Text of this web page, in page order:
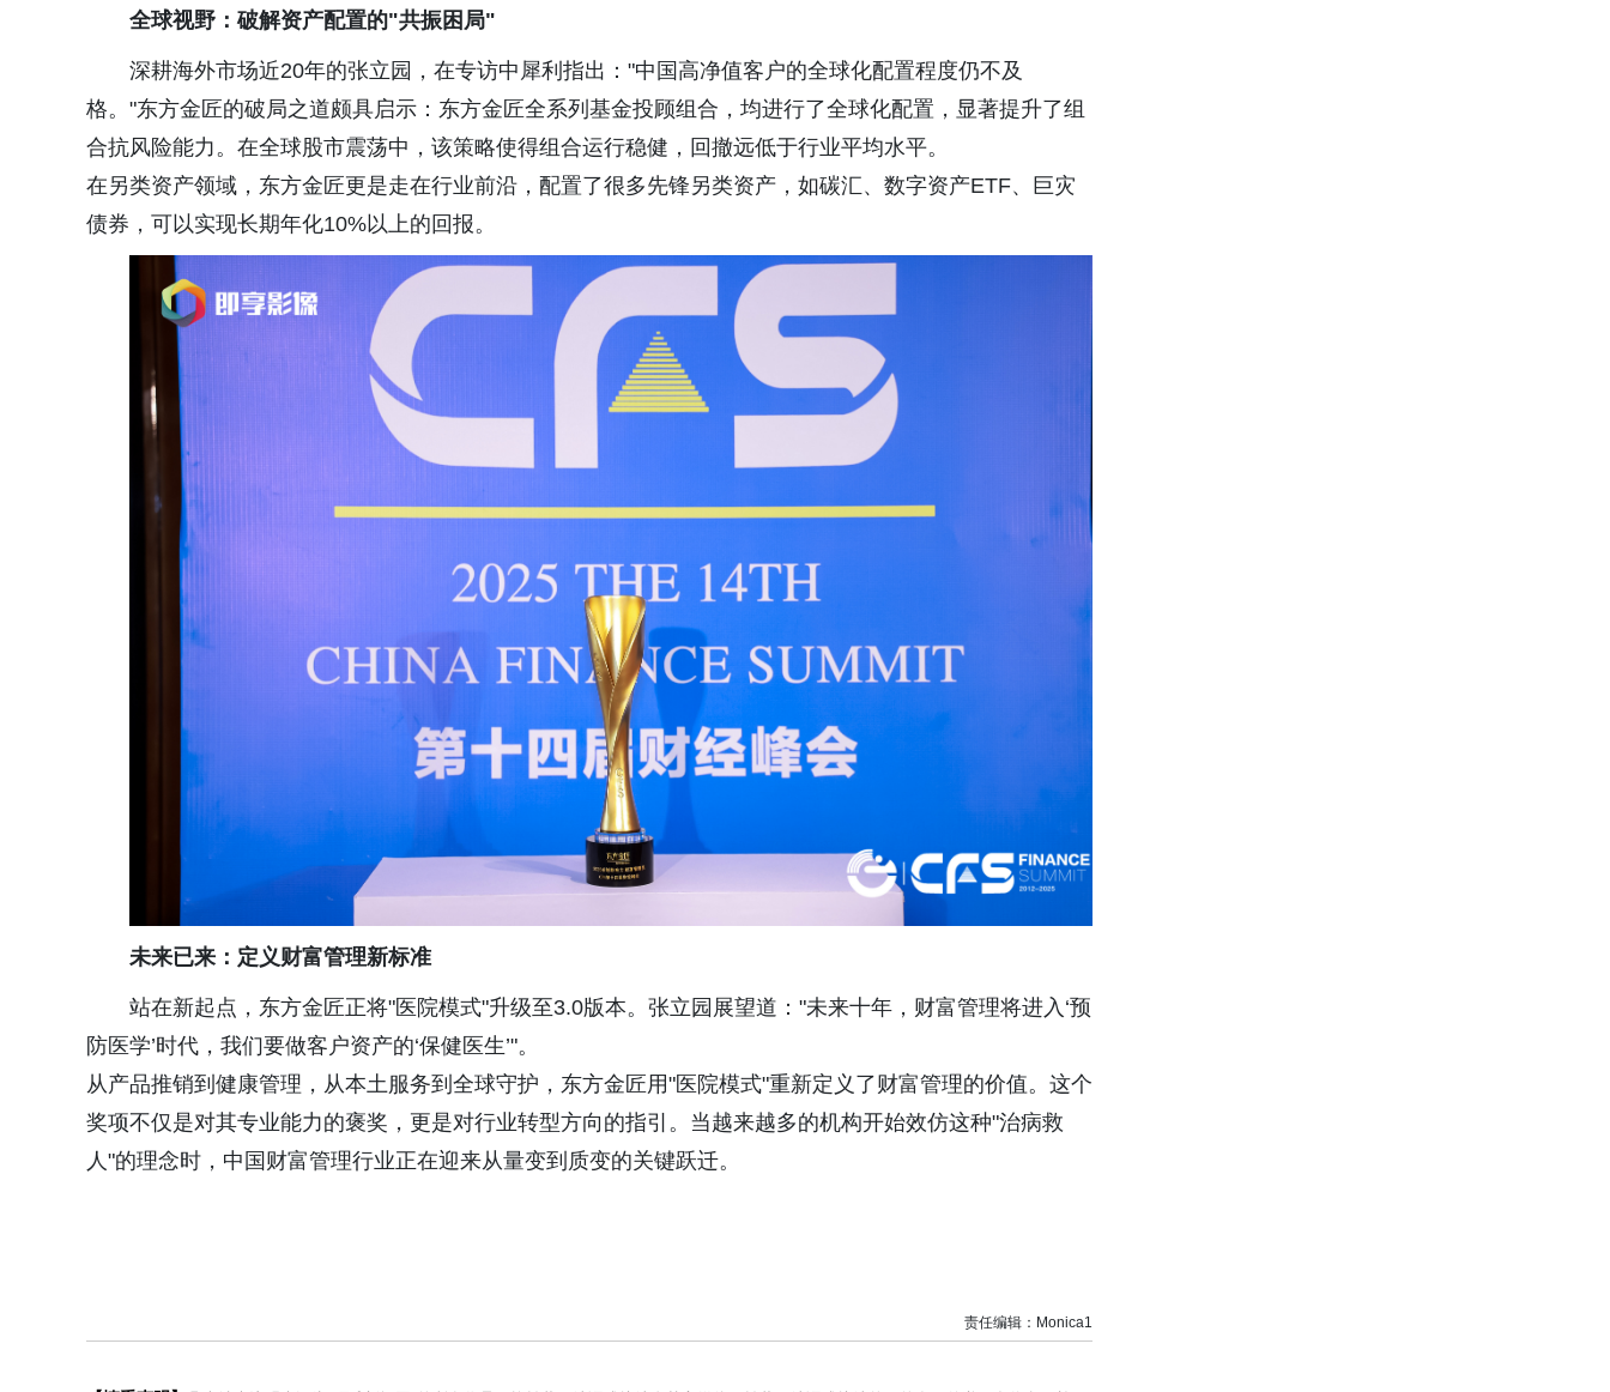
全球视野：破解资产配置的"共振困局"
深耕海外市场近20年的张立园，在专访中犀利指出："中国高净值客户的全球化配置程度仍不及
格。"东方金匠的破局之道颇具启示：东方金匠全系列基金投顾组合，均进行了全球化配置，显著提升了组
合抗风险能力。在全球股市震荡中，该策略使得组合运行稳健，回撤远低于行业平均水平。
在另类资产领域，东方金匠更是走在行业前沿，配置了很多先锋另类资产，如碳汇、数字资产ETF、巨灾
债券，可以实现长期年化10%以上的回报。
未来已来：定义财富管理新标准
站在新起点，东方金匠正将"医院模式"升级至3.0版本。张立园展望道："未来十年，财富管理将进入‘预
防医学’时代，我们要做客户资产的‘保健医生’"。
从产品推销到健康管理，从本土服务到全球守护，东方金匠用"医院模式"重新定义了财富管理的价值。这个
奖项不仅是对其专业能力的褒奖，更是对行业转型方向的指引。当越来越多的机构开始效仿这种"治病救
人"的理念时，中国财富管理行业正在迎来从量变到质变的关键跃迁。
责任编辑：Monica1